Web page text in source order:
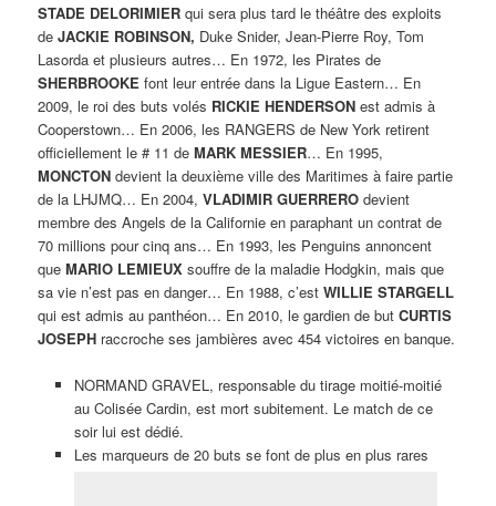
STADE DELORIMIER qui sera plus tard le théâtre des exploits
deJACKIE ROBINSON, Duke Snider, Jean-Pierre Roy, Tom
Lasorda et plusieurs autres… En 1972, les Pirates de
SHERBROOKE font leur entrée dans la Ligue Eastern… En
2009, le roi des buts volés RICKIE HENDERSON est admis à
Cooperstown… En 2006, les RANGERS de New York retirent
officiellement le # 11 deMARK MESSIER… En 1995,
MONCTON devient la deuxième ville des Maritimes à faire partie
de la LHJMQ… En 2004,VLADIMIR GUERRERO devient
membre des Angels de la Californie en paraphant un contrat de
70 millions pour cinq ans… En 1993, les Penguins annoncent
queMARIO LEMIEUX souffre de la maladie Hodgkin, mais que
sa vie n’est pas en danger… En 1988, c’estWILLIE STARGELL
qui est admis au panthéon… En 2010, le gardien de butCURTIS
JOSEPH raccroche ses jambières avec 454 victoires en banque.
NORMAND GRAVEL, responsable du tirage moitié-moitié
au Colisée Cardin, est mort subitement. Le match de ce
soir lui est dédié.
Les marqueurs de 20 buts se font de plus en plus rares